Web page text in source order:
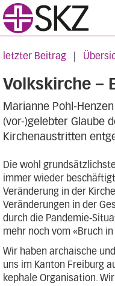
letzter Beitrag
Volkskirche –
Marianne Pohl-
(vor-)gelebter Glaube
Kirchenaustritten
Die wohl
immer wieder
Veränderung in der
Veränderungen in der
durch die Pandemie-
mehr noch vom «Bruch
Wir haben archaische
uns im Kanton Freiburg
kephale Organisation.